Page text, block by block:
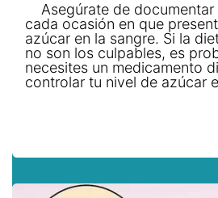
Asegúrate de documentar
cada ocasión en que
azúcar en la sangre. Si la
no son los culpables, es
necesites un medicamento
controlar tu nivel de azúcar